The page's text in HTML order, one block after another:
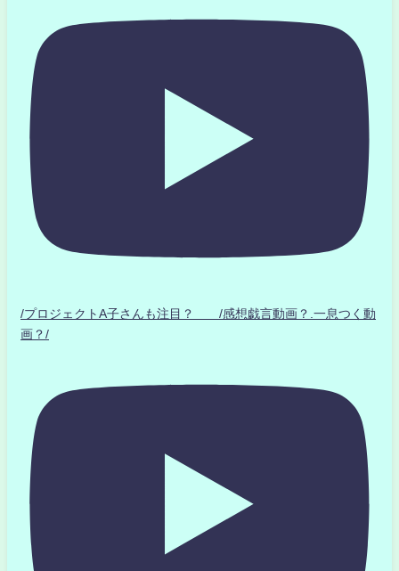
/プロジェクトA子さんも注目？ /感想戯言動画？.一息つく動
画？/